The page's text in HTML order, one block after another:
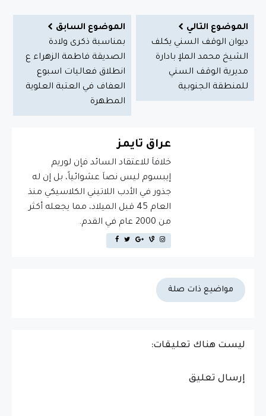
الموضوع التالي
ديوان الوقف السني يكلف
الشيخ محمد الملإ بادارة
مديرية الوقف السني
للمنطقة الجنوبية
الموضوع السابق
بمناسبة ذكرى ولادة
الصديقة فاطمة الزهراء ع
انطلاق فعاليات اسبوع
العفاف في العتبة العلوية
المطهرة
عراق تايمز
خلافاَ للاعتقاد السائد فإن لوريم
إيبسوم ليس نصاَ عشوائياً، بل إن له
جذور في الأدب اللاتيني الكلاسيكي منذ
العام 45 قبل الميلاد، مما يجعله أكثر
من 2000 عام في القدم.
مواضيع ذات صلة
ليست هناك تعليقات:
إرسال تعليق